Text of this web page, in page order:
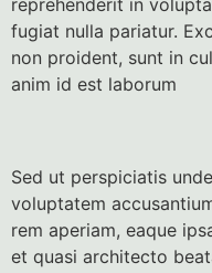
reprehenderit in
fugiat nulla pariatur.
non proident, sunt in
anim id est laborum
Sed ut perspiciatis
voluptatem
rem aperiam, eaque
et quasi architecto